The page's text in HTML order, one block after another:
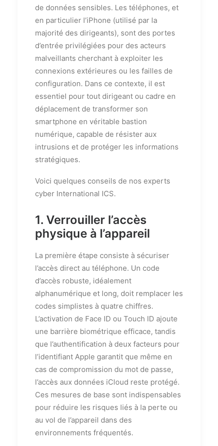
de données sensibles. Les téléphones, et
en particulier l’iPhone (utilisé par la
majorité des dirigeants), sont des portes
d’entrée privilégiées pour des acteurs
malveillants cherchant à exploiter les
connexions extérieures ou les failles de
configuration. Dans ce contexte, il est
essentiel pour tout dirigeant ou cadre en
déplacement de transformer son
smartphone en véritable bastion
numérique, capable de résister aux
intrusions et de protéger les informations
stratégiques.
Voici quelques conseils de nos experts
cyber International ICS.
1. Verrouiller l’accès
physique à l’appareil
La première étape consiste à sécuriser
l’accès direct au téléphone. Un code
d’accès robuste, idéalement
alphanumérique et long, doit remplacer les
codes simplistes à quatre chiffres.
L’activation de Face ID ou Touch ID ajoute
une barrière biométrique efficace, tandis
que l’authentification à deux facteurs pour
l’identifiant Apple garantit que même en
cas de compromission du mot de passe,
l’accès aux données iCloud reste protégé.
Ces mesures de base sont indispensables
pour réduire les risques liés à la perte ou
au vol de l’appareil dans des
environnements fréquentés.